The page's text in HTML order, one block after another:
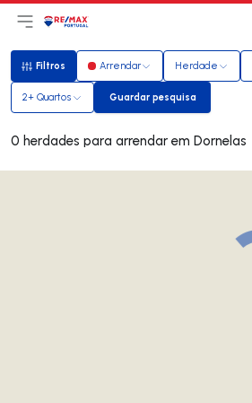
Abri menu principal
LogoIr para página inicial
Filtros
Filtros Arrendar Herdade
2+ Quartos Guardar pesquisa
Guardar pesquisa
0 herdades para arrendar em Dornelas